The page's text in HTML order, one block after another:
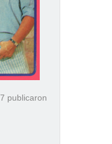
publicaron